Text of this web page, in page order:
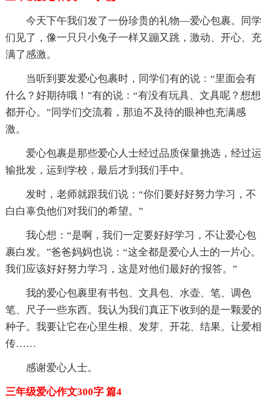
今天下午我们发了一份珍贵的礼物—爱心包裹。同学
们见了，像一只只小兔子一样又蹦又跳，激动、开心、充
满了感激。
当听到要发爱心包裹时，同学们有的说：“里面会有
什么？好期待哦！”有的说：“有没有玩具、文具呢？想想
都开心。”同学们交流着，那迫不及待的眼神也充满感
激。
爱心包裹是那些爱心人士经过品质保量挑选，经过运
输批发，运到学校，最后才到我们手中。
发时，老师就跟我们说：“你们要好好努力学习，不
白白辜负他们对我们的希望。”
我心想：“是啊，我们一定要好好学习，不让爱心包
裹白发。”爸爸妈妈也说：“这全都是爱心人士的一片心。
我们应该好好努力学习，这是对他们最好的'报答。”
我的爱心包裹里有书包、文具包、水壶、笔、调色
笔、尺子一些东西。我认为我们真正下收到的是一颗爱的
种子。我要让它在心里生根、发芽、开花、结果。让爱相
传……
感谢爱心人士。
三年级爱心作文300字 篇4